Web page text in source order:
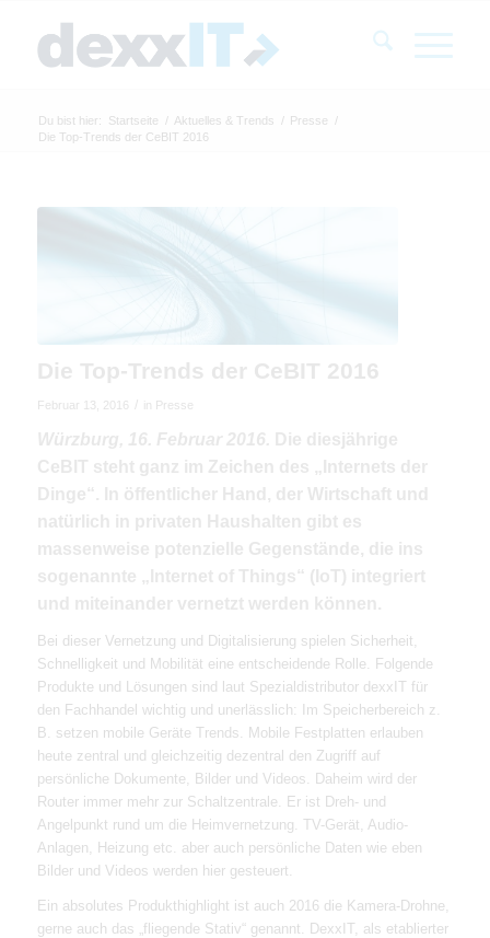
Du bist hier: Startseite / Aktuelles & Trends / Presse
/
Die Top-Trends der CeBIT 2016
Februar 13, 2016 / in Presse
Bei dieser Vernetzung und Digitalisierung spielen Sicherheit,
Schnelligkeit und Mobilität eine entscheidende Rolle. Folgende
Produkte und Lösungen sind laut Spezialdistributor dexxIT für
den Fachhandel wichtig und unerlässlich: Im Speicherbereich z.
B. setzen mobile Geräte Trends. Mobile Festplatten erlauben
heute zentral und gleichzeitig dezentral den Zugriff auf
persönliche Dokumente, Bilder und Videos. Daheim wird der
Router immer mehr zur Schaltzentrale. Er ist Dreh- und
Angelpunkt rund um die Heimvernetzung. TV-Gerät, Audio-
Anlagen, Heizung etc. aber auch persönliche Daten wie eben
Bilder und Videos werden hier gesteuert.
Ein absolutes Produkthighlight ist auch 2016 die Kamera-Drohne,
gerne auch das „fliegende Stativ“ genannt. DexxIT, als etablierter